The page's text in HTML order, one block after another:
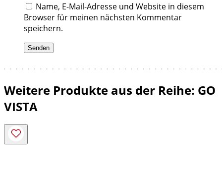
Name, E-Mail-Adresse und Website in diesem
Browser für meinen nächsten Kommentar
speichern.
Weitere Produkte aus der Reihe: GO
VISTA